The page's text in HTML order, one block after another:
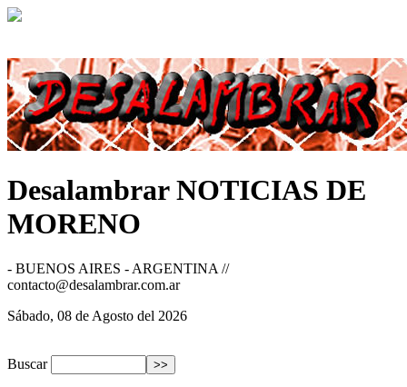
DesalambrarNOTICIAS DE
MORENO
- BUENOS AIRES - ARGENTINA //
contacto@desalambrar.com.ar
Sábado, 08 de Agosto del 2026
Buscar